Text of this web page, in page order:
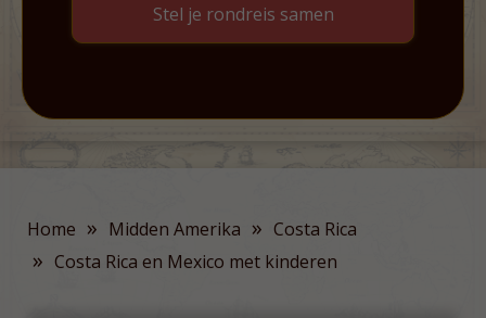
Stel je rondreis samen
Home » Midden Amerika » Costa Rica
» Costa Rica en Mexico met kinderen